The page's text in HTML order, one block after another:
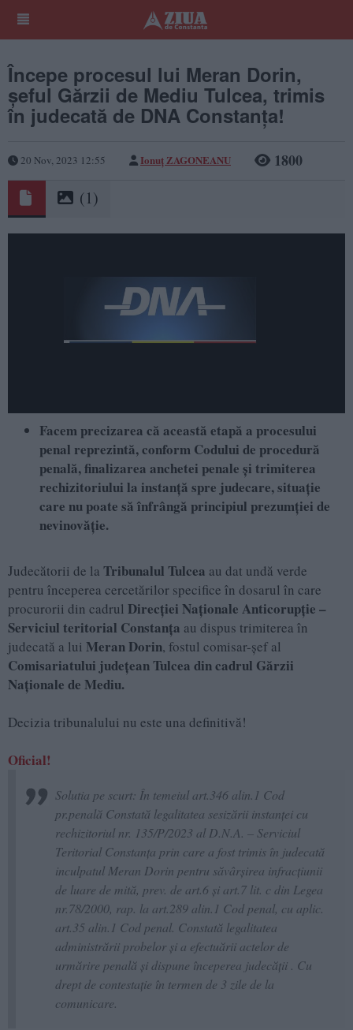
Începe procesul lui Meran Dorin,
șeful Gărzii de Mediu Tulcea, trimis
în judecată de DNA Constanța!
20 Nov, 2023 12:55 Ionuț ZAGONEANU 1800
(1)
Facem precizarea că această etapă a procesului
penal reprezintă, conform Codului de procedură
penală, finalizarea anchetei penale și trimiterea
rechizitoriului la instanță spre judecare, situație
care nu poate să înfrângă principiul prezumției de
nevinovăție.
Judecătorii de la Tribunalul Tulcea au dat undă verde
pentru începerea cercetărilor specifice în dosarul în care
procurorii din cadrul Direcției Naționale Anticorupție –
Serviciul teritorial Constanța au dispus trimiterea în
judecată a lui Meran Dorin, fostul comisar-șef al
Comisariatului județean Tulcea din cadrul Gărzii
Naționale de Mediu.
Decizia tribunalului nu este una definitivă!
Oficial!
Solutia pe scurt: În temeiul art.346 alin.1 Cod
pr.penală Constată legalitatea sesizării instanţei cu
rechizitoriul nr. 135/P/2023 al D.N.A. – Serviciul
Teritorial Constanţa prin care a fost trimis în judecată
inculpatul Meran Dorin pentru săvârşirea infracţiunii
de luare de mită, prev. de art.6 şi art.7 lit. c din Legea
nr.78/2000, rap. la art.289 alin.1 Cod penal, cu aplic.
art.35 alin.1 Cod penal. Constată legalitatea
administrării probelor şi a efectuării actelor de
urmărire penală şi dispune începerea judecăţii . Cu
drept de contestaţie în termen de 3 zile de la
comunicare.